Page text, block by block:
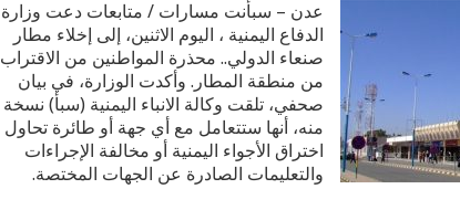
عدن – سبأنت مسارات / متابعات دعت وزارة
الدفاع اليمنية ، اليوم الاثنين، إلى إخلاء مطار
صنعاء الدولي.. محذرة المواطنين من الاقتراب
من منطقة المطار. وأكدت الوزارة، في بيان
صحفي، تلقت وكالة الانباء اليمنية (سبأ) نسخة
منه، أنها ستتعامل مع أي جهة أو طائرة تحاول
اختراق الأجواء اليمنية أو مخالفة الإجراءات
والتعليمات الصادرة عن الجهات المختصة.